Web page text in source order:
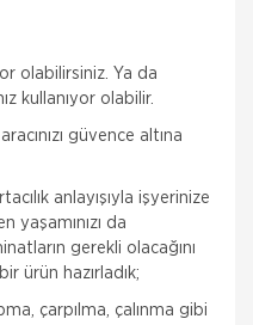
olabilirsiniz. Ya da
kullanıyor olabilir.
güvence altına
anlayışıyla işyerinize
yaşamınızı da
gerekli olacağını
ürün hazırladık;
çarpılma, çalınma gibi